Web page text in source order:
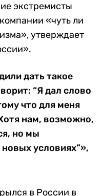
экстремисты
«чуть ли
утверждает
дать такое
“Я дал слово
что для меня
нам, возможно,
но мы
условиях”»,
в России в